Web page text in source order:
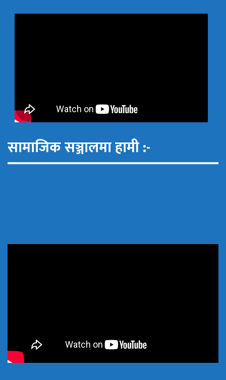
सामाजिक सञ्जालमा हामी :-